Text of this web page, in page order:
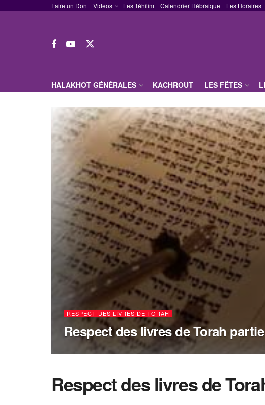
Faire un Don Videos Les Téhilim Calendrier Hébraique Les Horaires
HALAKHOT GÉNÉRALES KACHROUT LES FÊTES
RESPECT DES LIVRES DE TORAH
Respect des livres de Torah
Respect des livres de